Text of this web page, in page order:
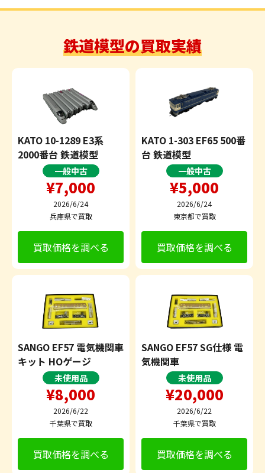
鉄道模型の買取実績
KATO 10-1289 E3系
2000番台 鉄道模型
一般中古
¥7,000
2026/6/24
兵庫県で買取
買取価格を調べる
KATO 1-303 EF65 500番
台 鉄道模型
一般中古
¥5,000
2026/6/24
東京都で買取
買取価格を調べる
SANGO EF57 電気機関車
キット HOゲージ
未使用品
¥8,000
2026/6/22
千葉県で買取
買取価格を調べる
SANGO EF57 SG仕様 電
気機関車
未使用品
¥20,000
2026/6/22
千葉県で買取
買取価格を調べる